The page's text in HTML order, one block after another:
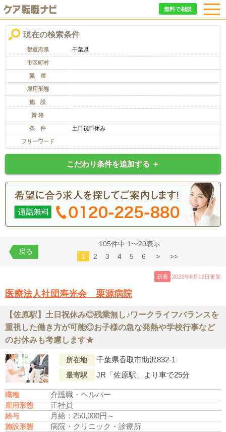
無料で相談
現在の検索条件
都道府県 千葉県
市区町村
職 種
雇用形態
施 設
資 格
条 件 土日祝日休み
フリーワード
こだわり条件を追加する ＋
105件中 1〜20表示
1
2 3 4 5 6 > >>
戻る
新着 2022年8月12日更新
医療法人社団寿光会 栗源病院
【佐原駅】土日祝休み◎残業無し♪ワークライフバランスを
重視した働き方が可能◎お子様の急な発熱や学校行事など
のお休みも考慮します★
所在地 千葉県香取市助沢832-1
最寄駅 JR「佐原駅」より車で25分
職種 介護職・ヘルパー
雇用形態 正社員
給与 月給：250,000円～
施設形態 病院・クリニック・診療所